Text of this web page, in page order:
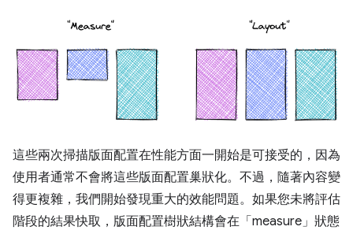
這些兩次掃描版面配置在性能方面一開始是可接受的，因為
使用者通常不會將這些版面配置巢狀化。不過，隨著內容變
得更複雜，我們開始發現重大的效能問題。如果您未將評估
階段的結果快取，版面配置樹狀結構會在「measure」 狀態